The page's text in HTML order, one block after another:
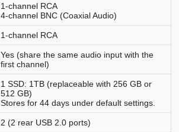
1-channel RCA
4-channel BNC (Coaxial Audio)
1-channel RCA
Yes (share the same audio input with the
first channel)
1 SSD: 1TB (replaceable with 256 GB or
512 GB)
Stores for 44 days under default settings.
2 (2 rear USB 2.0 ports)